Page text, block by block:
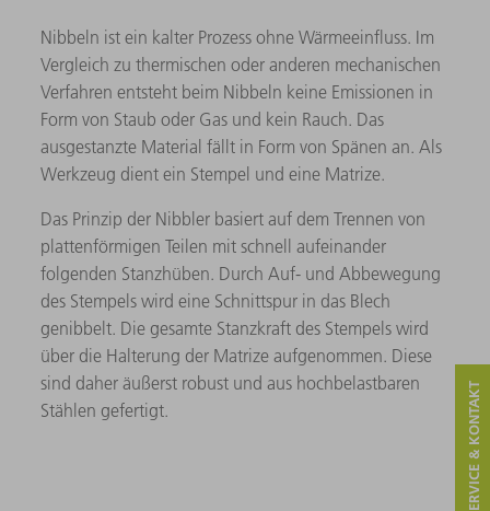
Nibbeln ist ein kalter Prozess ohne Wärmeeinfluss. Im
Vergleich zu thermischen oder anderen mechanischen
Verfahren entsteht beim Nibbeln keine Emissionen in
Form von Staub oder Gas und kein Rauch. Das
ausgestanzte Material fällt in Form von Spänen an. Als
Werkzeug dient ein Stempel und eine Matrize.
Das Prinzip der Nibbler basiert auf dem Trennen von
plattenförmigen Teilen mit schnell aufeinander
folgenden Stanzhüben. Durch Auf- und Abbewegung
des Stempels wird eine Schnittspur in das Blech
genibbelt. Die gesamte Stanzkraft des Stempels wird
über die Halterung der Matrize aufgenommen. Diese
sind daher äußerst robust und aus hochbelastbaren
Stählen gefertigt.
SERVICE & KONTAKT